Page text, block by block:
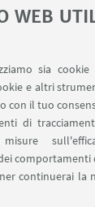
WEB
sia
e altri
con il tuo
di
comportamenti
continuerai la
AULE U.E. 4
del
IL